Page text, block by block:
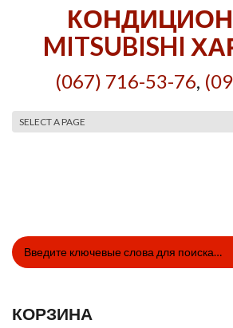
Перейти к основному содержанию
MITSUBISHI
(067) 716-53-76,
ФОРМА ПОИСКА
КОРЗИНА